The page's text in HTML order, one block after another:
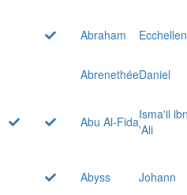
Abraham
AbrenethéeDaniel
Abu Al-FidaIsma'il
'Ali
Abyss
Johann